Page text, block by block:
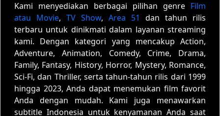
Kami menyediakan berbagai pilihan genre Film
atau Movie, TV Show, Area 51
dan tahun rilis
terbaru untuk dinikmati dalam layanan streaming
kami. Dengan kategori yang mencakup Action,
Adventure, Animation, Comedy, Crime, Drama,
Family, Fantasy, History, Horror, Mystery, Romance,
Sci-Fi, dan Thriller, serta tahun-tahun rilis dari 1999
hingga 2023, Anda dapat menemukan film favorit
Anda dengan mudah. Kami juga menawarkan
subtitle Indonesia untuk kenyamanan Anda saat